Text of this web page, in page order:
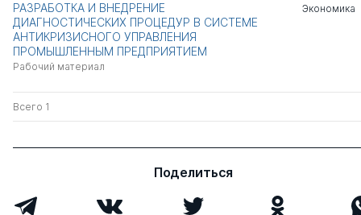
РАЗРАБОТКА И ВНЕДРЕНИЕ
ДИАГНОСТИЧЕСКИХ ПРОЦЕДУР В СИСТЕМЕ
АНТИКРИЗИСНОГО УПРАВЛЕНИЯ
ПРОМЫШЛЕННЫМ ПРЕДПРИЯТИЕМ
Рабочий материал
Экономика
Всего 1
Поделиться